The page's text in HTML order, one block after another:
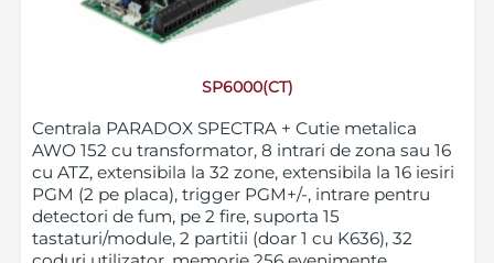
SP6000(CT)
Centrala PARADOX SPECTRA + Cutie metalica
AWO 152 cu transformator, 8 intrari de zona sau 16
cu ATZ, extensibila la 32 zone, extensibila la 16 iesiri
PGM (2 pe placa), trigger PGM+/-, intrare pentru
detectori de fum, pe 2 fire, suporta 15
tastaturi/module, 2 partitii (doar 1 cu K636), 32